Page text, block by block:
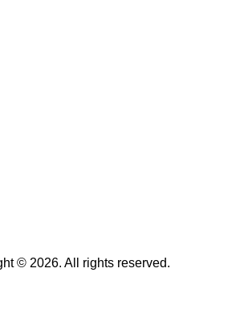
© 2026. All rights reserved.